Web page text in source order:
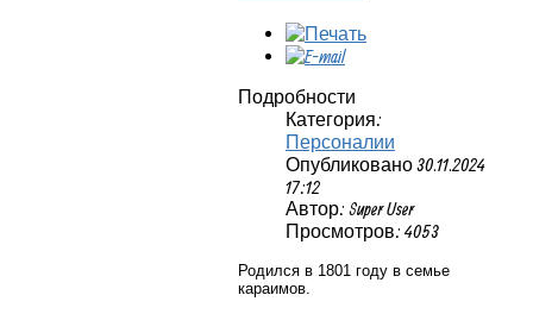
Подробности
Категория:
Персоналии
Опубликовано 30.11.2024
17:12
Автор: Super User
Просмотров: 4053
Родился в 1801 году в семье
караимов.